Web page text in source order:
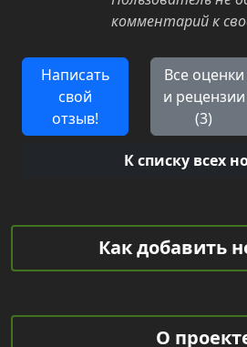
комментарий к
Написать
свой
отзыв!
Все оценки
и рецензии
(3)
К списку всех
Как добавить
О